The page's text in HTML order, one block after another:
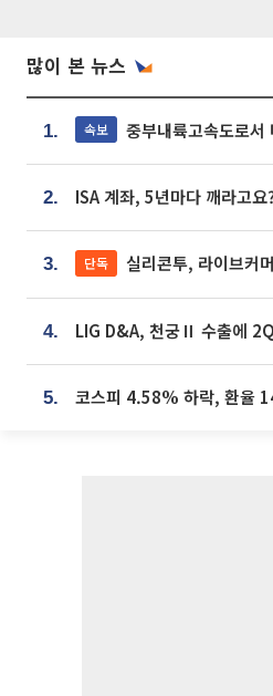
많이 본 뉴스
1. 속보 중부내륙고속도로서
2. ISA 계좌, 5년마다 깨라고
3. 단독 실리콘투, 라이브커머스팀 신설…K뷰
4.
5. 코스피 4.58% 하락, 환율